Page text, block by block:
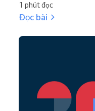
1 phút đọc
Đọc bài